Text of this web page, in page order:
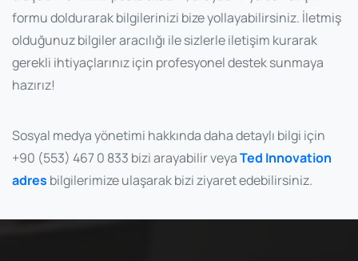
formu doldurarak bilgilerinizi bize yollayabilirsiniz. İletmiş
olduğunuz bilgiler aracılığı ile sizlerle iletişim kurarak
gerekli ihtiyaçlarınız için profesyonel destek sunmaya
hazırız!
Sosyal medya yönetimi hakkında daha detaylı bilgi için
+90 (553) 467 0 833 bizi arayabilir veyaTed Innovation
adres bilgilerimize ulaşarak bizi ziyaret edebilirsiniz.